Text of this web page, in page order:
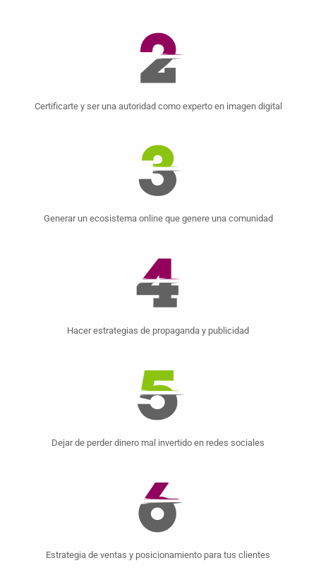
Certificarte y ser una autoridad como experto en imagen digital
Generar un ecosistema online que genere una comunidad
Hacer estrategias de propaganda y publicidad
Dejar de perder dinero mal invertido en redes sociales
Estrategia de ventas y posicionamiento para tus clientes